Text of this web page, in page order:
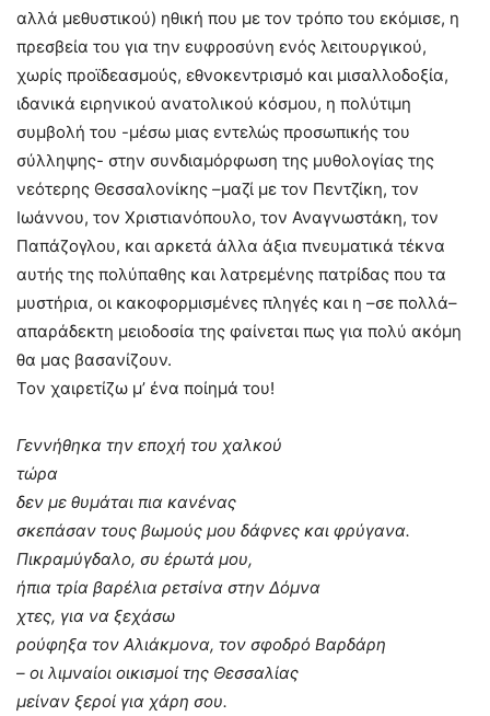
αλλά μεθυστικού) ηθική που με τον τρόπο του εκόμισε, η
πρεσβεία του για την ευφροσύνη ενός λειτουργικού,
χωρίς προϊδεασμούς, εθνοκεντρισμό και μισαλλοδοξία,
ιδανικά ειρηνικού ανατολικού κόσμου, η πολύτιμη
συμβολή του -μέσω μιας εντελώς προσωπικής του
σύλληψης- στην συνδιαμόρφωση της μυθολογίας της
νεότερης Θεσσαλονίκης –μαζί με τον Πεντζίκη, τον
Ιωάννου, τον Χριστιανόπουλο, τον Αναγνωστάκη, τον
Παπάζογλου, και αρκετά άλλα άξια πνευματικά τέκνα
αυτής της πολύπαθης και λατρεμένης πατρίδας που τα
μυστήρια, οι κακοφορμισμένες πληγές και η –σε πολλά–
απαράδεκτη μειοδοσία της φαίνεται πως για πολύ ακόμη
θα μας βασανίζουν.
Τον χαιρετίζω μ’ ένα ποίημά του!
Γεννήθηκα την εποχή του χαλκού
τώρα
δεν με θυμάται πια κανένας
σκεπάσαν τους βωμούς μου δάφνες και φρύγανα.
Πικραμύγδαλο, συ έρωτά μου,
ήπια τρία βαρέλια ρετσίνα στην Δόμνα
χτες, για να ξεχάσω
ρούφηξα τον Αλιάκμονα, τον σφοδρό Βαρδάρη
– οι λιμναίοι οικισμοί της Θεσσαλίας
μείναν ξεροί για χάρη σου.